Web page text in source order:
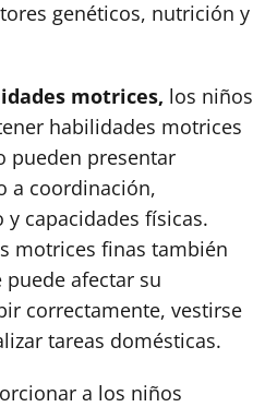
genéticos, nutrición y
motrices, los niños
habilidades motrices
pueden presentar
a coordinación,
capacidades físicas.
motrices finas también
afectar su
correctamente, vestirse
tareas domésticas.
a los niños